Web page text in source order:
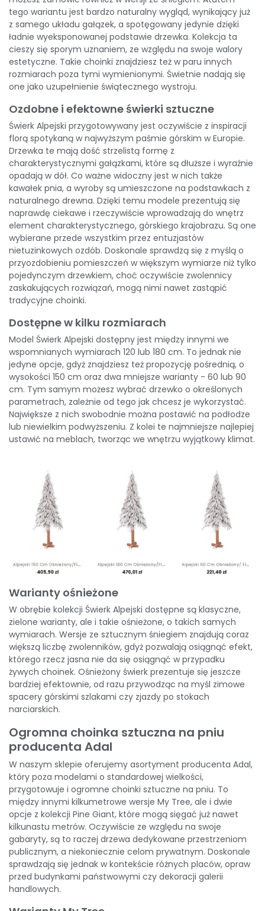
tego wariantu jest bardzo naturalny wygląd, wynikający już
z samego układu gałązek, a spotęgowany jedynie dzięki
ładnie wyeksponowanej podstawie drzewka. Kolekcja ta
cieszy się sporym uznaniem, ze względu na swoje walory
estetyczne. Takie choinki znajdziesz też w paru innych
rozmiarach poza tymi wymienionymi. Świetnie nadają się
one jako uzupełnienie świątecznego wystroju.
Ozdobne i efektowne świerki sztuczne
Świerk Alpejski przygotowywany jest oczywiście z inspiracji
florą spotykaną w najwyższym paśmie górskim w Europie.
Drzewka te mają dość strzelistą formę z
charakterystycznymi gałązkami, które są dłuższe i wyraźnie
opadają w dół. Co ważne widoczny jest w nich także
kawałek pnia, a wyroby są umieszczone na podstawkach z
naturalnego drewna. Dzięki temu modele prezentują się
naprawdę ciekawe i rzeczywiście wprowadzają do wnętrz
element charakterystycznego, górskiego krajobrazu. Są one
wybierane przede wszystkim przez entuzjastów
nietuzinkowych ozdób. Doskonale sprawdzą się z myślą o
przyozdobieniu pomieszczeń w większym wymiarze niż tylko
pojedynczym drzewkiem, choć oczywiście zwolennicy
zaskakujących rozwiązań, mogą nimi nawet zastąpić
tradycyjne choinki.
Dostępne w kilku rozmiarach
Model Świerk Alpejski dostępny jest między innymi we
wspomnianych wymiarach 120 lub 180 cm. To jednak nie
jedyne opcje, gdyż znajdziesz też propozycję pośrednią, o
wysokości 150 cm oraz dwa mniejsze warianty - 60 lub 90
cm. Tym samym możesz wybrać drzewko o określonych
parametrach, zależnie od tego jak chcesz je wykorzystać.
Największe z nich swobodnie można postawić na podłodze
lub niewielkim podwyższeniu. Z kolei te najmniejsze najlepiej
ustawić na meblach, tworząc we wnętrzu wyjątkowy klimat.
Warianty ośnieżone
W obrębie kolekcji Świerk Alpejski dostępne są klasyczne,
zielone warianty, ale i takie ośnieżone, o takich samych
wymiarach. Wersje ze sztucznym śniegiem znajdują coraz
większą liczbę zwolenników, gdyż pozwalają osiągnąć efekt,
którego rzecz jasna nie da się osiągnąć w przypadku
żywych choinek. Ośnieżony świerk prezentuje się jeszcze
bardziej efektownie, od razu przywodząc na myśl zimowe
spacery górskimi szlakami czy zjazdy po stokach
narciarskich.
Ogromna choinka sztuczna na pniu
producenta Adal
W naszym sklepie oferujemy asortyment producenta Adal,
który poza modelami o standardowej wielkości,
przygotowuje i ogromne choinki sztuczne na pniu. To
między innymi kilkumetrowe wersje My Tree, ale i dwie
opcje z kolekcji Pine Giant, które mogą sięgać już nawet
kilkunastu metrów. Oczywiście ze względu na swoje
gabaryty, są to raczej drzewa dedykowane przestrzeniom
publicznym, a niekoniecznie celom prywatnym. Doskonale
sprawdzają się jednak w kontekście różnych placów, opraw
przed budynkami państwowymi czy dekoracji galerii
handlowych.